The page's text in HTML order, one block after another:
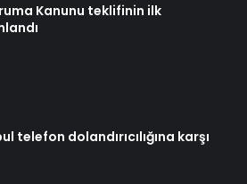
Kanunu teklifinin ilk
telefon dolandırıcılığına karşı